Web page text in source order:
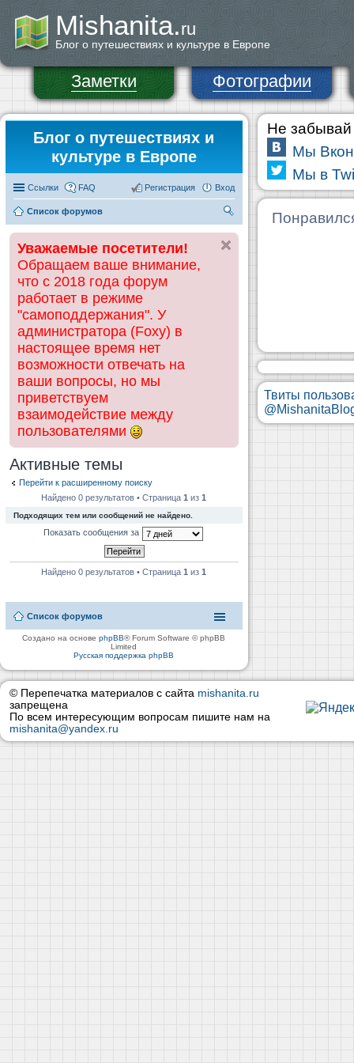
Mishanita.ru
Блог о путешествиях и культуре в Европе
Заметки Фотографии
Блог о путешествиях и
культуре в Европе
Ссылки FAQ Вход
Регистрация
Список форумов
ск
Уважаемые посетители!
Обращаем ваше внимание,
что с 2018 года форум
работает в режиме
"самоподдержания". У
администратора (Foxy) в
настоящее время нет
возможности отвечать на
ваши вопросы, но мы
приветствуем
взаимодействие между
пользователями
Активные темы
Перейти к расширенному поиску
Найдено 0 результатов • Страница1 из1
Подходящих тем или сообщений не найдено.
Показать сообщения за
Найдено 0 результатов • Страница1 из1
Список форумов
Создано на основеphpBB® Forum Software © phpBB
Limited
Русская поддержка phpBB
Не забывай
Мы
Мы в
Твиты
© Перепечатка материалов с сайта mishanita.ru
запрещена
По всем интересующим вопросам пишите нам на
mishanita@yandex.ru